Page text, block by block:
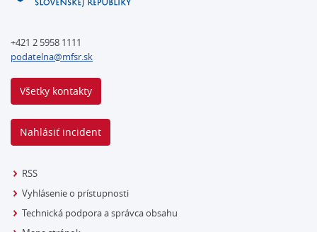
+421 2 5958 1111
podatelna@mfsr.sk
Všetky kontakty
Nahlásiť incident
RSS
Vyhlásenie o prístupnosti
Technická podpora a správca obsahu